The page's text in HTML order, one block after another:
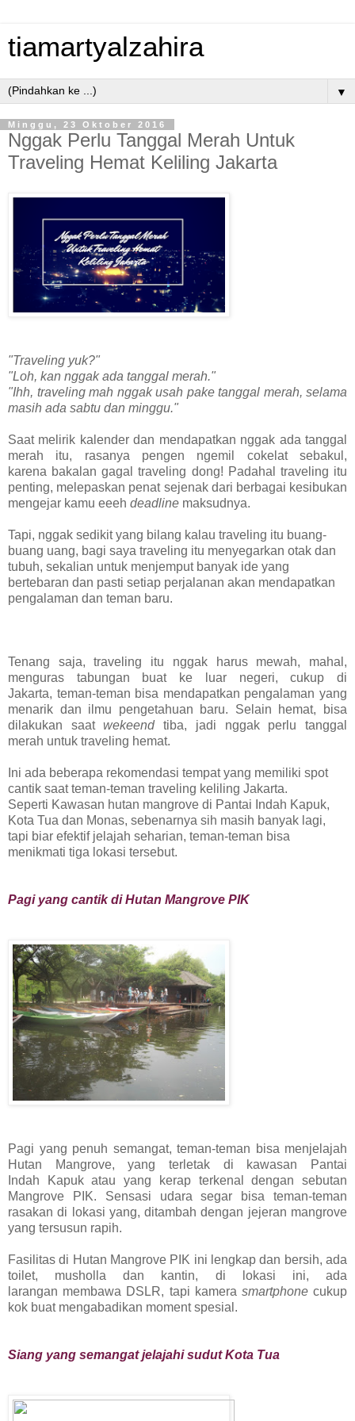
tiamartyalzahira
▼
Minggu, 23 Oktober 2016
Nggak Perlu Tanggal Merah Untuk
Traveling Hemat Keliling Jakarta
"Traveling yuk?"
"Loh, kan nggak ada tanggal merah."
"Ihh, traveling mah nggak usah pake tanggal merah, selama
masih ada sabtu dan minggu."
Saat melirik kalender dan mendapatkan nggak ada tanggal
merah itu, rasanya pengen ngemil cokelat sebakul,
karena bakalan gagal traveling dong! Padahal traveling itu
penting, melepaskan penat sejenak dari berbagai kesibukan
mengejar kamu eeeh deadline maksudnya.
Tapi, nggak sedikit yang bilang kalau traveling itu buang-
buang uang, bagi saya traveling itu menyegarkan otak dan
tubuh, sekalian untuk menjemput banyak ide yang
bertebaran dan pasti setiap perjalanan akan mendapatkan
pengalaman dan teman baru.
Tenang saja, traveling itu nggak harus mewah, mahal,
menguras tabungan buat ke luar negeri, cukup di
Jakarta, teman-teman bisa mendapatkan pengalaman yang
menarik dan ilmu pengetahuan baru. Selain hemat, bisa
dilakukan saatwekeendtiba, jadi nggak perlu tanggal
merah untuk traveling hemat.
Ini ada beberapa rekomendasi tempat yang memiliki spot
cantik saat teman-teman traveling keliling Jakarta.
Seperti Kawasan hutan mangrove di Pantai Indah Kapuk,
Kota Tua dan Monas, sebenarnya sih masih banyak lagi,
tapi biar efektif jelajah seharian, teman-teman bisa
menikmati tiga lokasi tersebut.
Pagi yang cantik di Hutan Mangrove PIK
Pagi yang penuh semangat, teman-teman bisa menjelajah
Hutan Mangrove, yang terletak di kawasan Pantai
Indah
Kapuk atau yang kerap terkenal dengan sebutan
Mangrove PIK. Sensasi udara segar bisa teman-teman
rasakandi lokasi yang, ditambah dengan jejeran mangrove
yang tersusun rapih.
Fasilitas di Hutan Mangrove PIK ini lengkap dan bersih, ada
toilet, musholla dan kantin, di lokasi ini, ada
larangan membawa DSLR, tapi kamera smartphonecukup
kok buat mengabadikan moment spesial.
Siang yang semangat jelajahi sudut Kota Tua